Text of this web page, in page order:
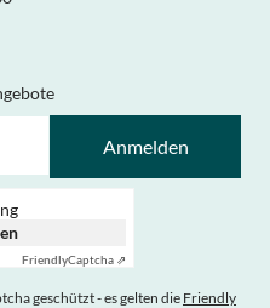
Anmelden
FriendlyCaptcha ⇗
geschützt - es gelten die Friendly